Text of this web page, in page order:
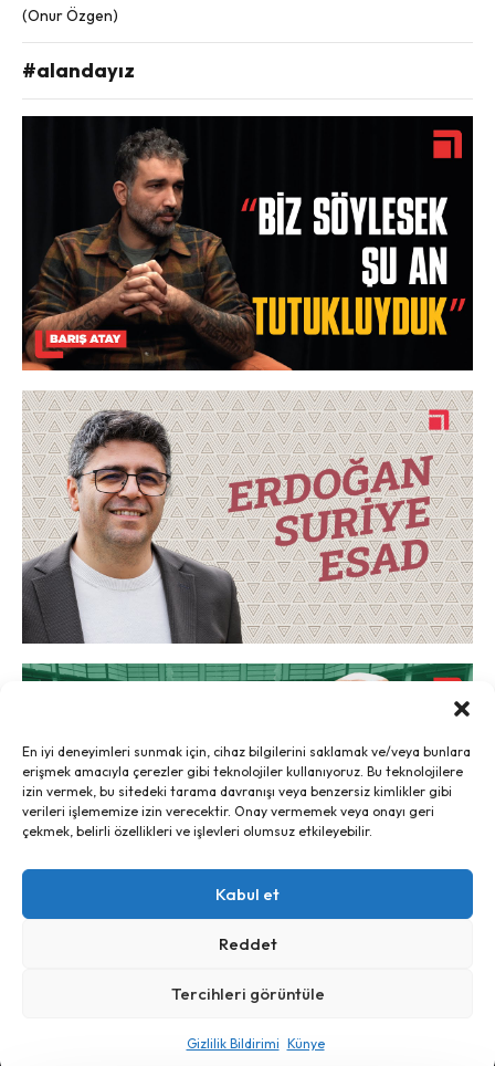
En iyi deneyimleri sunmak için, cihaz bilgilerini saklamak ve/veya bunlara
erişmek amacıyla çerezler gibi teknolojiler kullanıyoruz. Bu teknolojilere
izin vermek, bu sitedeki tarama davranışı veya benzersiz kimlikler gibi
verileri işlememize izin verecektir. Onay vermemek veya onayı geri
çekmek, belirli özellikleri ve işlevleri olumsuz etkileyebilir.
Kabul et
Reddet
Tercihleri görüntüle
Gizlilik Bildirimi Künye
(Onur Özgen)
#alandayız
Ayrım, 2024 - İletişim:ayrim@ayrim.org
künye